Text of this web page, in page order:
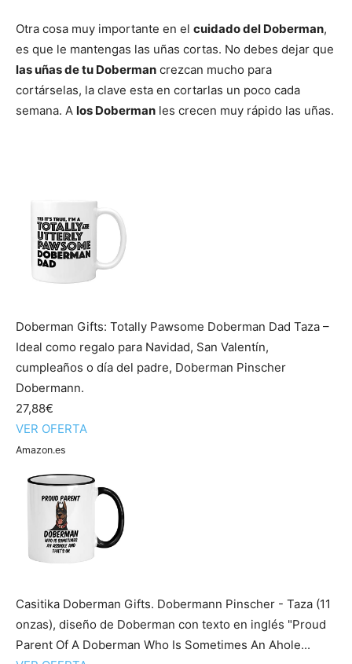
Otra cosa muy importante en el cuidado del Doberman,
es que le mantengas las uñas cortas. No debes dejar que
las uñas de tu Doberman crezcan mucho para
cortárselas, la clave esta en cortarlas un poco cada
semana. A los Doberman les crecen muy rápido las uñas.
Doberman Gifts: Totally Pawsome Doberman Dad Taza –
Ideal como regalo para Navidad, San Valentín,
cumpleaños o día del padre, Doberman Pinscher
Dobermann.
27,88€
VER OFERTA
Amazon.es
Casitika Doberman Gifts. Dobermann Pinscher - Taza (11
onzas), diseño de Doberman con texto en inglés "Proud
Parent Of A Doberman Who Is Sometimes An Ahole...